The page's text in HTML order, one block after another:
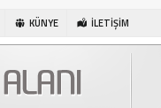
KÜNYE İLETİŞİM